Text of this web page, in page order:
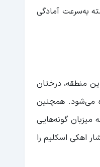
به‌سرعت آمادگی
منطقه، درختان
می‌شود. همچنین
میزبان گونه‌هایی
اهکی اسکلیم را